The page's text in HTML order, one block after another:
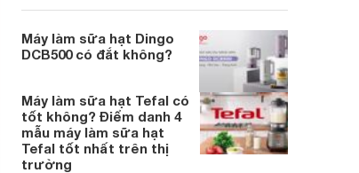
dưới đây để hiểu rõ hơn về dòng máy này
Máy làm sữa hạt Dingo
DCB500 có đắt không?
Máy làm sữa hạt Tefal có
tốt không? Điểm danh 4
mẫu máy làm sữa hạt
Tefal tốt nhất trên thị
trường